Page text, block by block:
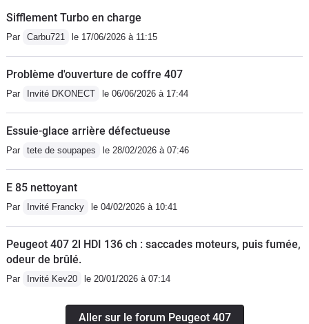
Sifflement Turbo en charge
Par Carbu721 le 17/06/2026 à 11:15
Problème d'ouverture de coffre 407
Par Invité DKONECT le 06/06/2026 à 17:44
Essuie-glace arrière défectueuse
Par tete de soupapes le 28/02/2026 à 07:46
E 85 nettoyant
Par Invité Francky le 04/02/2026 à 10:41
Peugeot 407 2l HDI 136 ch : saccades moteurs, puis fumée,
odeur de brûlé.
Par Invité Kev20 le 20/01/2026 à 07:14
Aller sur le forum Peugeot 407